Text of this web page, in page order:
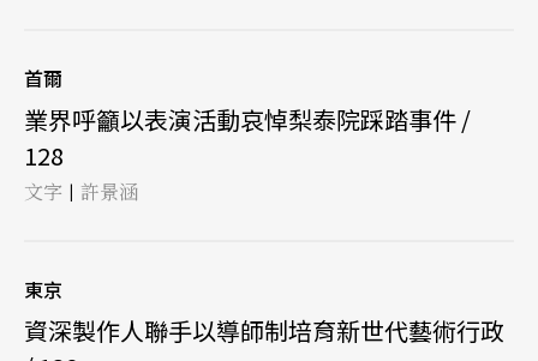
首爾
業界呼籲以表演活動哀悼梨泰院踩踏事件 /
128
文字 | 許景涵
東京
資深製作人聯手以導師制培育新世代藝術行政